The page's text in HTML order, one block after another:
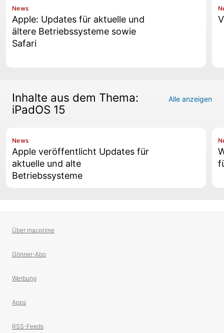
News
Apple: Updates für aktuelle und
ältere Betriebssysteme sowie
Safari
Inhalte aus dem Thema:
iPadOS 15
Alle anzeigen
News
Apple veröffentlicht Updates für
aktuelle und alte
Betriebssysteme
Über macprime
Gönner-Abo
Werbung
Apps
RSS-Feeds